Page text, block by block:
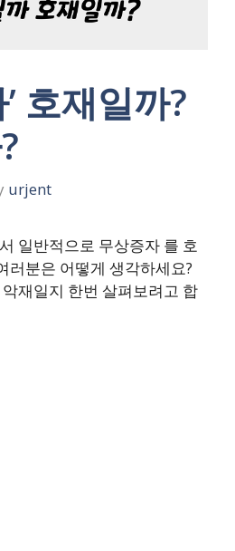
호재일까?
urjent
일반적으로 무상증자 를 호
러분은 어떻게 생각하세요?
재일지 한번 살펴보려고 합